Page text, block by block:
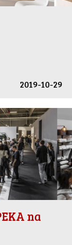
2019-10-29
na